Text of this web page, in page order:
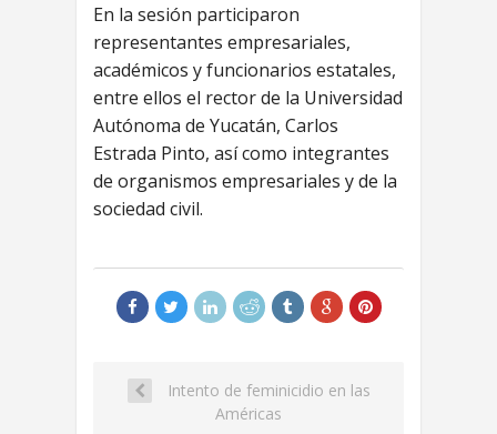
En la sesión participaron
representantes empresariales,
académicos y funcionarios estatales,
entre ellos el rector de la Universidad
Autónoma de Yucatán, Carlos
Estrada Pinto, así como integrantes
de organismos empresariales y de la
sociedad civil.
Intento de feminicidio en las
Américas